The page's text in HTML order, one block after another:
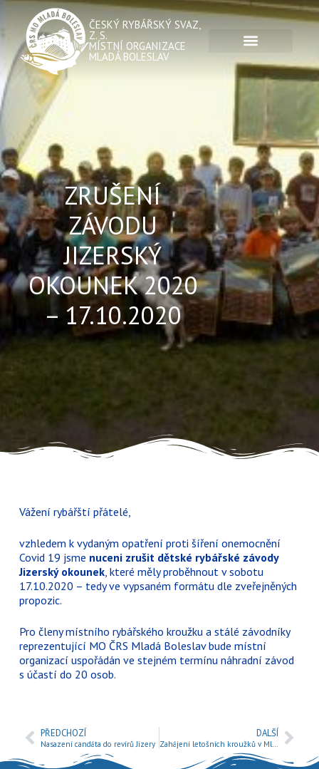
ČESKÝ RYBÁŘSKÝ SVAZ,
Z. S.
MÍSTNÍ ORGANIZACE
MLADÁ BOLESLAV
ZRUŠENÍ
ZÁVODU
JIZERSKÝ
OKOUNEK 2020
– 17.10.2020
Vážení rybářští přátelé,
vzhledem k vydaným opatření proti šíření onemocnění
Covid 19 jsme nuceni zrušit dětské rybářské závody
Jizerský okounek, které měly proběhnout v sobotu
17.10.2020 – tedy ve vypsaném formátu dle zveřejněných
propozic.
Pro členy místního rybářského kroužku a stálé závodníky
reprezentující MO ČRS Mladá Boleslav bude místní
organizací uspořádán ve stejném termínu náhradní závod
s účastí do 20 osob.
PŘEDCHOZÍ
Nasazení candáta do revírů Jizery
DALŠÍ
Zahájení letošních kroužků v Mladé Boleslavi